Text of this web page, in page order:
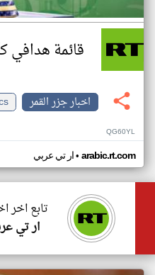
قائمة هدافي
اخبار جزر القمر
QG60YL
ار تي عربي• arabic.rt.com
تابع اخر
ار تي